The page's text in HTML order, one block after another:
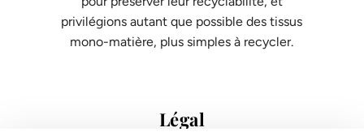
privilégions autant que possible des tissus
mono-matière, plus simples à recycler.
Légal